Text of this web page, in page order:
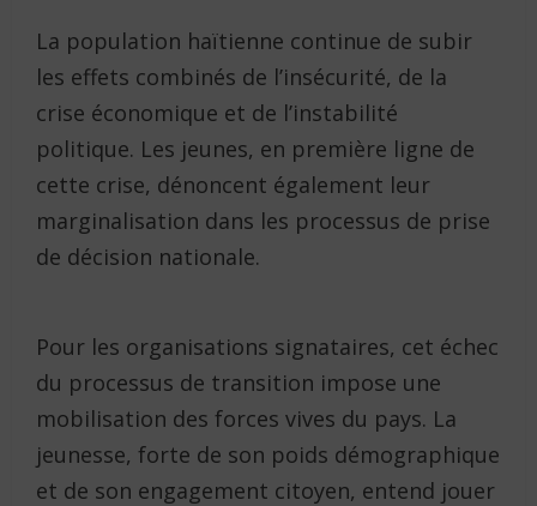
La population haïtienne continue de subir
les effets combinés de l’insécurité, de la
crise économique et de l’instabilité
politique. Les jeunes, en première ligne de
cette crise, dénoncent également leur
marginalisation dans les processus de prise
de décision nationale.
Pour les organisations signataires, cet échec
du processus de transition impose une
mobilisation des forces vives du pays. La
jeunesse, forte de son poids démographique
et de son engagement citoyen, entend jouer